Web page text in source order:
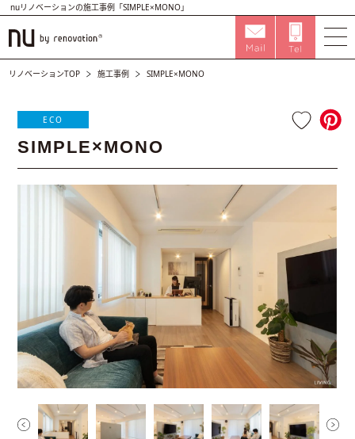
nuリノベーションの施工事例「SIMPLE×MONO」
リノベーションTOP 施工事例 SIMPLE×MONO
ECO
SIMPLE×MONO